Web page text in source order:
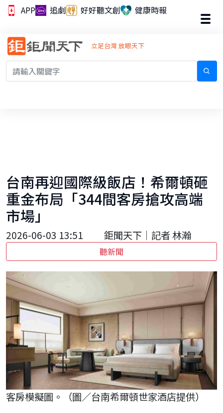
APP 追劇 好好聽文創 健康時報
立足台灣 放眼天下
台南再迎國際級飯店！希爾頓砸
重金布局「344間客房搶攻高端
市場」
2026-06-03 13:51 鉅聞天下｜記者 林瀚
聽新聞
客房模擬圖。（圖／台南希爾頓世家酒店提供）